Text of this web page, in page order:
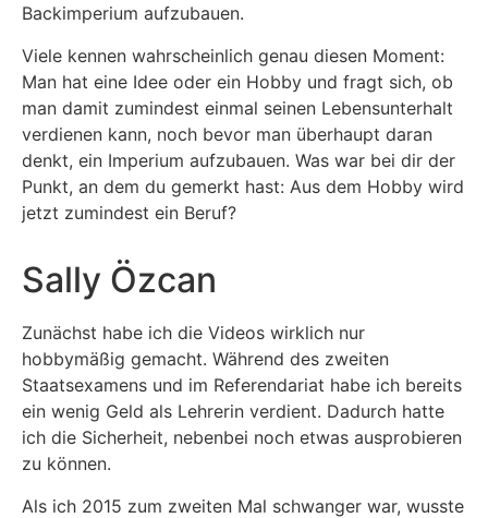
Backimperium aufzubauen.
Viele kennen wahrscheinlich genau diesen Moment:
Man hat eine Idee oder ein Hobby und fragt sich, ob
man damit zumindest einmal seinen Lebensunterhalt
verdienen kann, noch bevor man überhaupt daran
denkt, ein Imperium aufzubauen. Was war bei dir der
Punkt, an dem du gemerkt hast: Aus dem Hobby wird
jetzt zumindest ein Beruf?
Sally Özcan
Zunächst habe ich die Videos wirklich nur
hobbymäßig gemacht. Während des zweiten
Staatsexamens und im Referendariat habe ich bereits
ein wenig Geld als Lehrerin verdient. Dadurch hatte
ich die Sicherheit, nebenbei noch etwas ausprobieren
zu können.
Als ich 2015 zum zweiten Mal schwanger war, wusste